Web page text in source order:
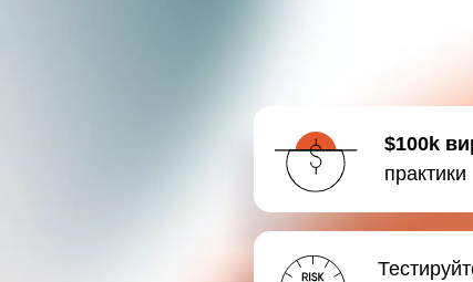
$100k
практики